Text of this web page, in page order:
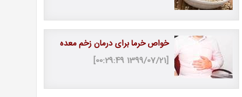
خواص خرما برای درمان زخم معده
[1399/07/21 00:29:49]